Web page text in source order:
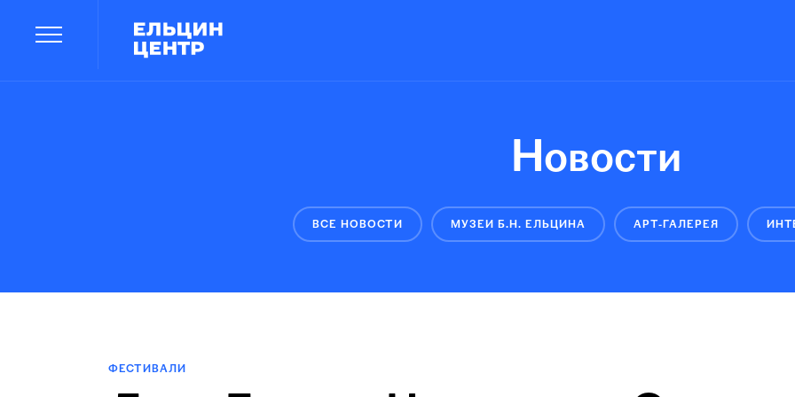
Новости
ВСЕ НОВОСТИ МУЗЕЙ Б.Н. ЕЛЬЦИНА АРТ-ГАЛЕРЕЯ
ФЕСТИВАЛИ